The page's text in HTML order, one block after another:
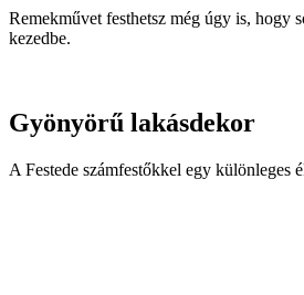
Remekművet festhetsz még úgy is, hogy
kezedbe.
Gyönyörű lakásdekor
A Festede számfestőkkel egy különleges